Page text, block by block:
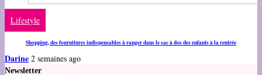
Lifestyle
Shopping, des fournitures indispensables à ranger dans le sac à dos des enfants à la rentrée
Darine 2 semaines ago
Newsletter